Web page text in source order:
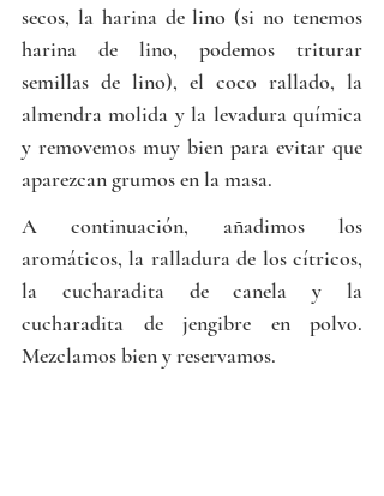
secos, la harina de lino (si no tenemos
harina de lino, podemos triturar
semillas de lino), el coco rallado, la
almendra molida y la levadura química
y removemos muy bien para evitar que
aparezcan grumos en la masa.
A continuación, añadimos los
aromáticos, la ralladura de los cítricos,
la cucharadita de canela y la
cucharadita de jengibre en polvo.
Mezclamos bien y reservamos.